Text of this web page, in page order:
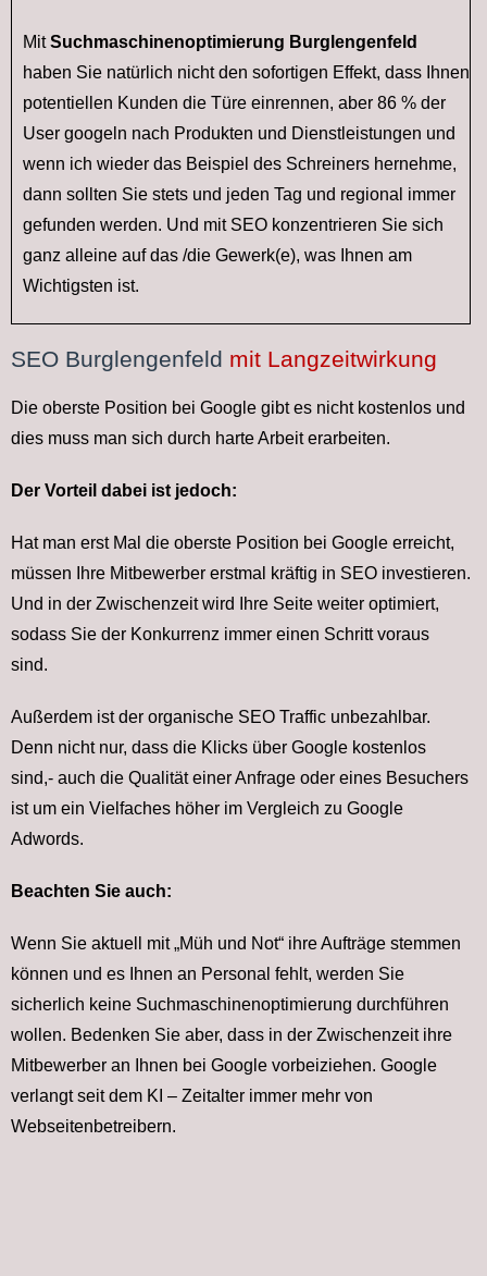
MitSuchmaschinenoptimierung Burglengenfeld
haben Sie natürlich nicht den sofortigen Effekt, dass Ihnen
potentiellen Kunden die Türe einrennen, aber 86 % der
User googeln nach Produkten und Dienstleistungen und
wenn ich wieder das Beispiel des Schreiners hernehme,
dann sollten Sie stets und jeden Tag und regional immer
gefunden werden. Und mit SEO konzentrieren Sie sich
ganz alleine auf das /die Gewerk(e), was Ihnen am
Wichtigsten ist.
SEO Burglengenfeld mit Langzeitwirkung
Die oberste Position bei Google gibt es nicht kostenlos und
dies muss man sich durch harte Arbeit erarbeiten.
Der Vorteil dabei ist jedoch:
Hat man erst Mal die oberste Position bei Google erreicht,
müssen Ihre Mitbewerber erstmal kräftig in SEO investieren.
Und in der Zwischenzeit wird Ihre Seite weiter optimiert,
sodass Sie der Konkurrenz immer einen Schritt voraus
sind.
Außerdem ist der organische SEO Traffic unbezahlbar.
Denn nicht nur, dass die Klicks über Google kostenlos
sind,- auch die Qualität einer Anfrage oder eines Besuchers
ist um ein Vielfaches höher im Vergleich zu Google
Adwords.
Beachten Sie auch:
Wenn Sie aktuell mit „Müh und Not“ ihre Aufträge stemmen
können und es Ihnen an Personal fehlt, werden Sie
sicherlich keine Suchmaschinenoptimierung durchführen
wollen. Bedenken Sie aber, dass in der Zwischenzeit ihre
Mitbewerber an Ihnen bei Google vorbeiziehen. Google
verlangt seit dem KI – Zeitalter immer mehr von
Webseitenbetreibern.